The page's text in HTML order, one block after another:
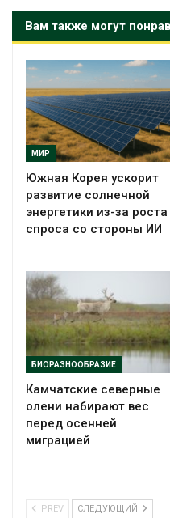
Вам также могут
МИР
Южная Корея ускорит
развитие солнечной
энергетики из-за роста
спроса со стороны ИИ
БИОРАЗНООБРАЗИЕ
Камчатские северные
олени набирают вес
перед осенней
миграцией
PREV СЛЕДУЮЩИЙ